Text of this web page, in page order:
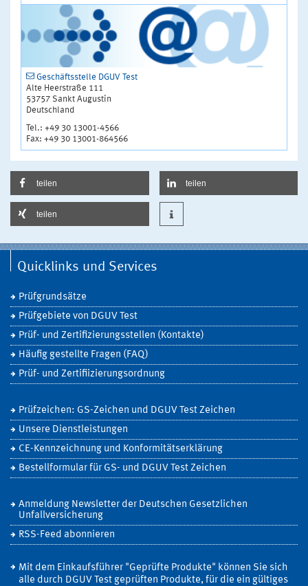
Geschäftsstelle DGUV Test
Alte Heerstraße 111
53757 Sankt Augustin
Deutschland
Tel.: +49 30 13001-4566
Fax: +49 30 13001-864566
teilen teilen
teilen
Quicklinks und Services
Prüfgrundsätze
Prüfgebiete von DGUV Test
Prüf- und Zertifizierungsstellen (Kontakte)
Häufig gestellte Fragen (FAQ)
Prüf- und Zertifiizierungsordnung
Prüfzeichen: GS-Zeichen und DGUV Test Zeichen
Unsere Dienstleistungen
CE-Kennzeichnung und Konformitätserklärung
Bestellformular für GS- und DGUV Test Zeichen
Anmeldung Newsletter der Deutschen Gesetzlichen
Unfallversicherung
RSS-Feed abonnieren
Mit dem Einkaufsführer "Geprüfte Produkte" können Sie sich
alle durch DGUV Test geprüften Produkte, für die ein gültiges